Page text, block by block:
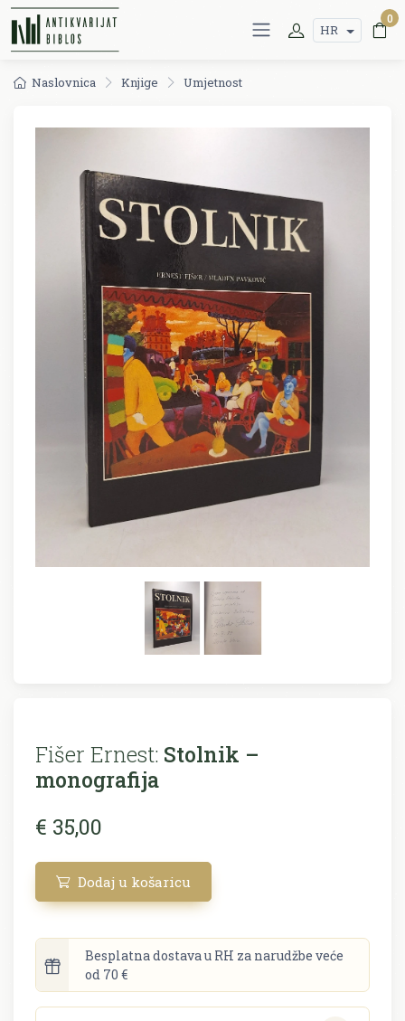
HR
0
Naslovnica Knjige Umjetnost
Fišer Ernest: Stolnik –
monografija
€ 35,00
Dodaj u košaricu
Besplatna dostava u RH za narudžbe veće
od 70 €